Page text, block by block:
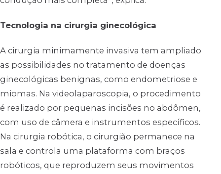
Tecnologia na cirurgia ginecológica
A cirurgia minimamente invasiva tem ampliado
as possibilidades no tratamento de doenças
ginecológicas benignas, como endometriose e
miomas. Na videolaparoscopia, o procedimento
é realizado por pequenas incisões no abdômen,
com uso de câmera e instrumentos específicos.
Na cirurgia robótica, o cirurgião permanece na
sala e controla uma plataforma com braços
robóticos, que reproduzem seus movimentos